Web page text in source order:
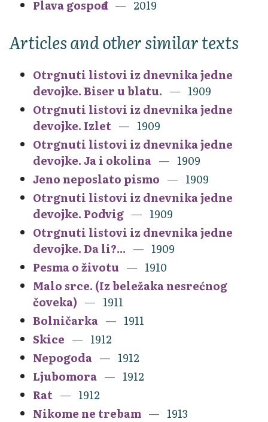
Plava gospođa
2019
Articles and other similar texts
Otrgnuti listovi iz dnevnika jedne
devojke. Biser u blatu.
1909
Otrgnuti listovi iz dnevnika jedne
devojke. Izlet
1909
Otrgnuti listovi iz dnevnika jedne
devojke. Ja i okolina
1909
Jeno neposlato pismo
1909
Otrgnuti listovi iz dnevnika jedne
devojke. Podvig
1909
Otrgnuti listovi iz dnevnika jedne
devojke. Da li?...
1909
Pesma o životu
1910
Malo srce. (Iz beležaka nesrećnog
čoveka)
1911
Bolničarka
1911
Skice
1912
Nepogoda
1912
Ljubomora
1912
Rat
1912
Nikome ne trebam
1913